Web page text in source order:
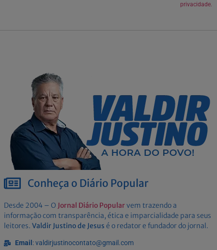
privacidade.
Conheça o Diário Popular
Desde 2004 – O Jornal Diário Popularvem trazendo a
informação com transparência, ética e imparcialidade para seus
leitores. Valdir Justino de Jesus é o redator e fundador do jornal.
Email : valdirjustinocontato@gmail.com